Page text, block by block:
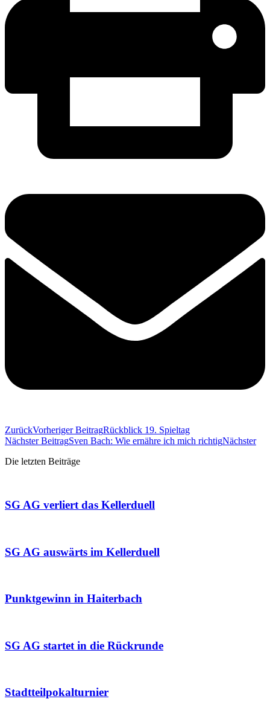
ZurückVorheriger BeitragRückblick 19. Spieltag
Nächster BeitragSven Bach: Wie ernähre ich mich richtigNächster
Die letzten Beiträge
SG AG verliert das Kellerduell
SG AG auswärts im Kellerduell
Punktgewinn in Haiterbach
SG AG startet in die Rückrunde
Stadtteilpokalturnier